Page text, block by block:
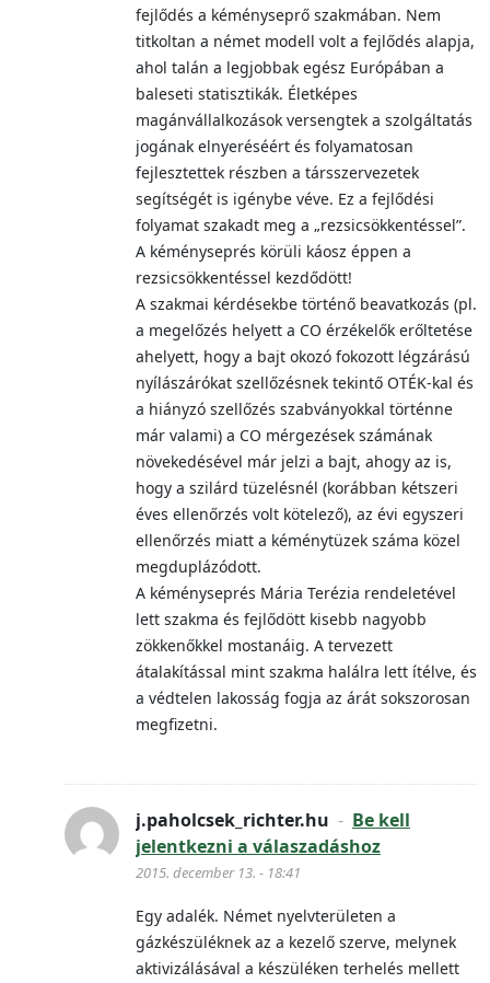
fejlődés a kéményseprő szakmában. Nem
titkoltan a német modell volt a fejlődés alapja,
ahol talán a legjobbak egész Európában a
baleseti statisztikák. Életképes
magánvállalkozások versengtek a szolgáltatás
jogának elnyeréséért és folyamatosan
fejlesztettek részben a társszervezetek
segítségét is igénybe véve. Ez a fejlődési
folyamat szakadt meg a „rezsicsökkentéssel”.
A kéményseprés körüli káosz éppen a
rezsicsökkentéssel kezdődött!
A szakmai kérdésekbe történő beavatkozás (pl.
a megelőzés helyett a CO érzékelők erőltetése
ahelyett, hogy a bajt okozó fokozott légzárású
nyílászárókat szellőzésnek tekintő OTÉK-kal és
a hiányzó szellőzés szabványokkal történne
már valami) a CO mérgezések számának
növekedésével már jelzi a bajt, ahogy az is,
hogy a szilárd tüzelésnél (korábban kétszeri
éves ellenőrzés volt kötelező), az évi egyszeri
ellenőrzés miatt a kéménytüzek száma közel
megduplázódott.
A kéményseprés Mária Terézia rendeletével
lett szakma és fejlődött kisebb nagyobb
zökkenőkkel mostanáig. A tervezett
átalakítással mint szakma halálra lett ítélve, és
a védtelen lakosság fogja az árát sokszorosan
megfizetni.
j.paholcsek_richter.hu - Be kell
jelentkezni a válaszadáshoz
2015. december 13. - 18:41
Egy adalék. Német nyelvterületen a
gázkészüléknek az a kezelő szerve, melynek
aktivizálásával a készüléken terhelés mellett